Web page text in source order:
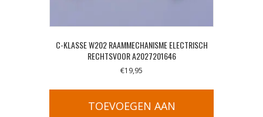
C-KLASSE W202 RAAMMECHANISME ELECTRISCH
RECHTSVOOR A2027201646
€19,95
TOEVOEGEN AAN